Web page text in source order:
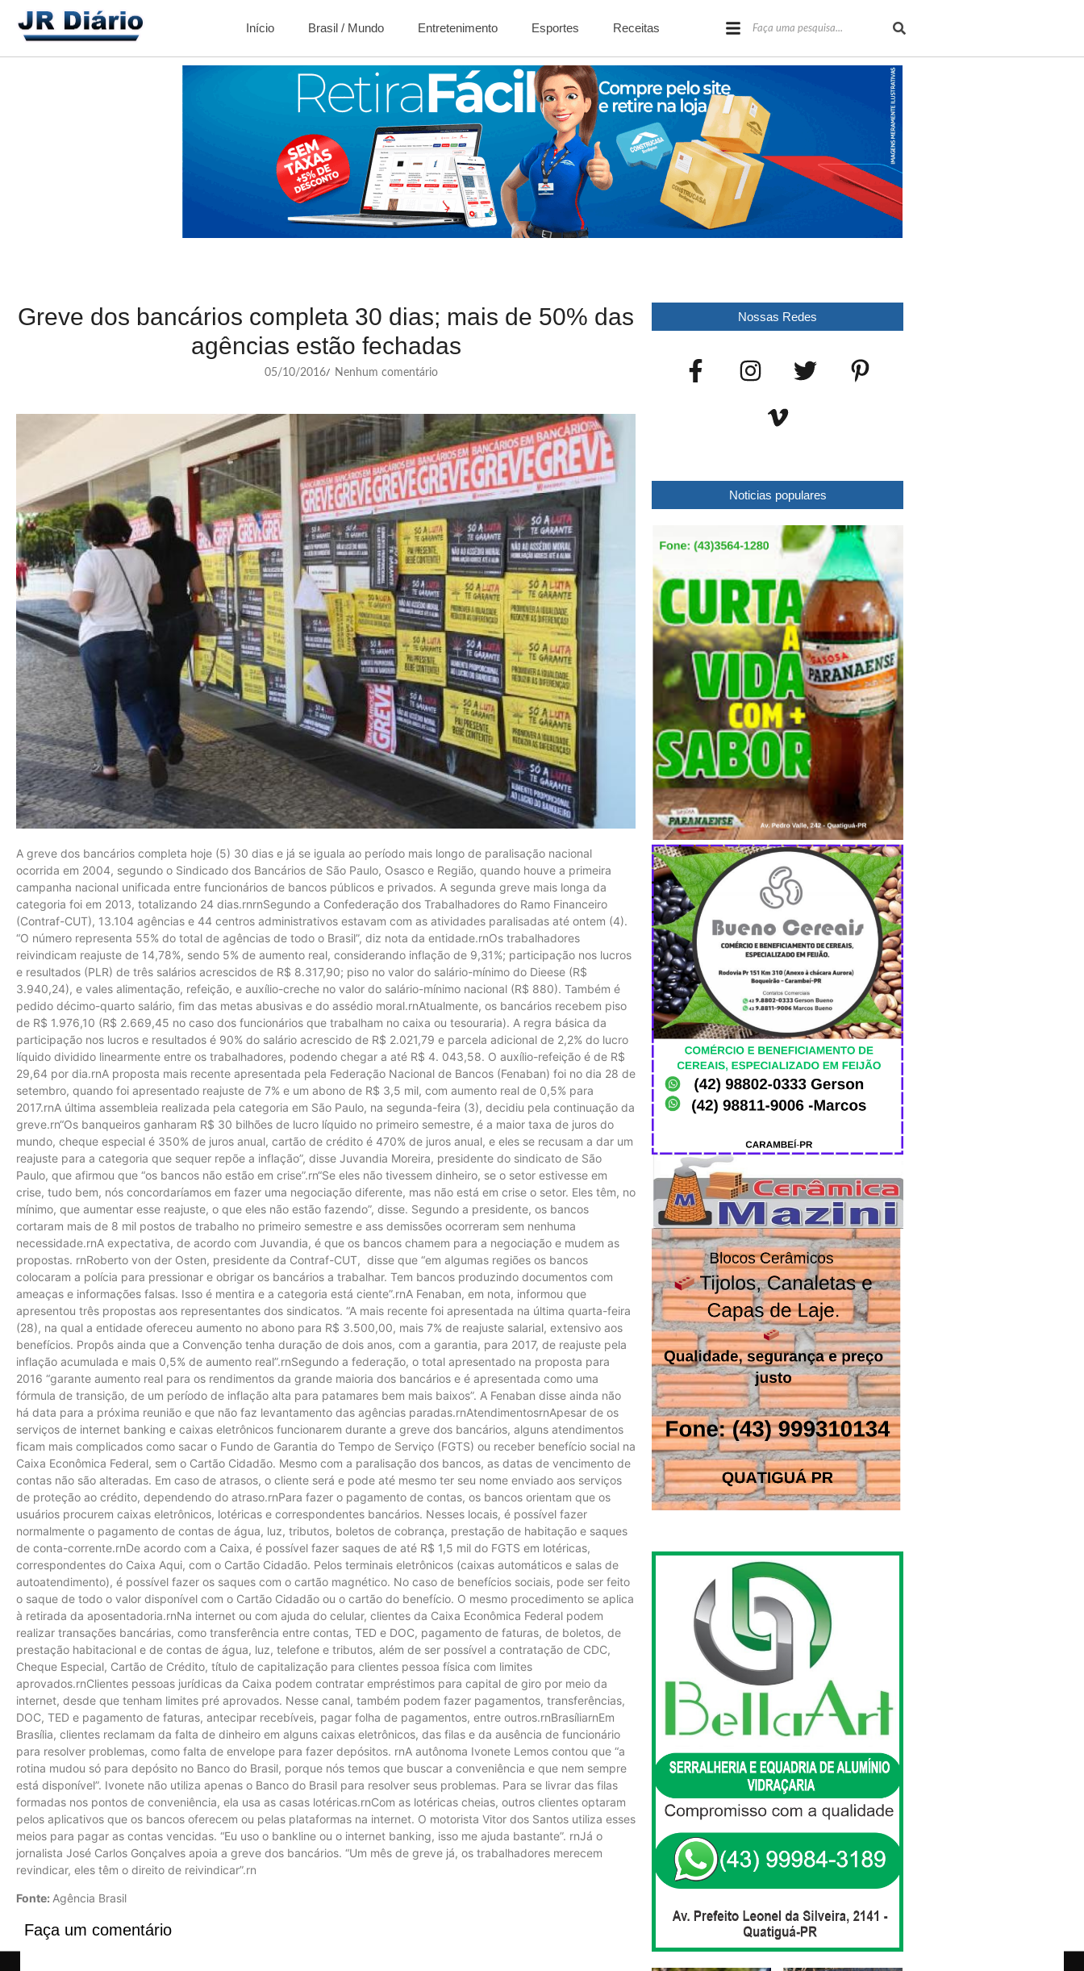
Início Brasil / Mundo Entretenimento Esportes Receitas
Greve dos bancários completa 30 dias; mais de 50% das
agências estão fechadas
05/10/2016/ Nenhum comentário
A greve dos bancários completa hoje (5) 30 dias e já se iguala ao período mais longo de paralisação nacional
ocorrida em 2004, segundo o Sindicado dos Bancários de São Paulo, Osasco e Região, quando houve a primeira
campanha nacional unificada entre funcionários de bancos públicos e privados. A segunda greve mais longa da
categoria foi em 2013, totalizando 24 dias.rnrnSegundo a Confederação dos Trabalhadores do Ramo Financeiro
(Contraf-CUT), 13.104 agências e 44 centros administrativos estavam com as atividades paralisadas até ontem (4).
“O número representa 55% do total de agências de todo o Brasil”, diz nota da entidade.rnOs trabalhadores
reivindicam reajuste de 14,78%, sendo 5% de aumento real, considerando inflação de 9,31%; participação nos lucros
e resultados (PLR) de três salários acrescidos de R$ 8.317,90; piso no valor do salário-mínimo do Dieese (R$
3.940,24), e vales alimentação, refeição, e auxílio-creche no valor do salário-mínimo nacional (R$ 880). Também é
pedido décimo-quarto salário, fim das metas abusivas e do assédio moral.rnAtualmente, os bancários recebem piso
de R$ 1.976,10 (R$ 2.669,45 no caso dos funcionários que trabalham no caixa ou tesouraria). A regra básica da
participação nos lucros e resultados é 90% do salário acrescido de R$ 2.021,79 e parcela adicional de 2,2% do lucro
líquido dividido linearmente entre os trabalhadores, podendo chegar a até R$ 4. 043,58. O auxílio-refeição é de R$
29,64 por dia.rnA proposta mais recente apresentada pela Federação Nacional de Bancos (Fenaban) foi no dia 28 de
setembro, quando foi apresentado reajuste de 7% e um abono de R$ 3,5 mil, com aumento real de 0,5% para
2017.rnA última assembleia realizada pela categoria em São Paulo, na segunda-feira (3), decidiu pela continuação da
greve.rn“Os banqueiros ganharam R$ 30 bilhões de lucro líquido no primeiro semestre, é a maior taxa de juros do
mundo, cheque especial é 350% de juros anual, cartão de crédito é 470% de juros anual, e eles se recusam a dar um
reajuste para a categoria que sequer repõe a inflação”, disse Juvandia Moreira, presidente do sindicato de São
Paulo, que afirmou que “os bancos não estão em crise”.rn“Se eles não tivessem dinheiro, se o setor estivesse em
crise, tudo bem, nós concordaríamos em fazer uma negociação diferente, mas não está em crise o setor. Eles têm, no
mínimo, que aumentar esse reajuste, o que eles não estão fazendo”, disse. Segundo a presidente, os bancos
cortaram mais de 8 mil postos de trabalho no primeiro semestre e ass demissões ocorreram sem nenhuma
necessidade.rnA expectativa, de acordo com Juvandia, é que os bancos chamem para a negociação e mudem as
propostas. rnRoberto von der Osten, presidente da Contraf-CUT, disse que “em algumas regiões os bancos
colocaram a polícia para pressionar e obrigar os bancários a trabalhar. Tem bancos produzindo documentos com
ameaças e informações falsas. Isso é mentira e a categoria está ciente”.rnA Fenaban, em nota, informou que
apresentou três propostas aos representantes dos sindicatos. “A mais recente foi apresentada na última quarta-feira
(28), na qual a entidade ofereceu aumento no abono para R$ 3.500,00, mais 7% de reajuste salarial, extensivo aos
benefícios. Propôs ainda que a Convenção tenha duração de dois anos, com a garantia, para 2017, de reajuste pela
inflação acumulada e mais 0,5% de aumento real”.rnSegundo a federação, o total apresentado na proposta para
2016 “garante aumento real para os rendimentos da grande maioria dos bancários e é apresentada como uma
fórmula de transição, de um período de inflação alta para patamares bem mais baixos”. A Fenaban disse ainda não
há data para a próxima reunião e que não faz levantamento das agências paradas.rnAtendimentosrnApesar de os
serviços de internet banking e caixas eletrônicos funcionarem durante a greve dos bancários, alguns atendimentos
ficam mais complicados como sacar o Fundo de Garantia do Tempo de Serviço (FGTS) ou receber benefício social na
Caixa Econômica Federal, sem o Cartão Cidadão. Mesmo com a paralisação dos bancos, as datas de vencimento de
contas não são alteradas. Em caso de atrasos, o cliente será e pode até mesmo ter seu nome enviado aos serviços
de proteção ao crédito, dependendo do atraso.rnPara fazer o pagamento de contas, os bancos orientam que os
usuários procurem caixas eletrônicos, lotéricas e correspondentes bancários. Nesses locais, é possível fazer
normalmente o pagamento de contas de água, luz, tributos, boletos de cobrança, prestação de habitação e saques
de conta-corrente.rnDe acordo com a Caixa, é possível fazer saques de até R$ 1,5 mil do FGTS em lotéricas,
correspondentes do Caixa Aqui, com o Cartão Cidadão. Pelos terminais eletrônicos (caixas automáticos e salas de
autoatendimento), é possível fazer os saques com o cartão magnético. No caso de benefícios sociais, pode ser feito
o saque de todo o valor disponível com o Cartão Cidadão ou o cartão do benefício. O mesmo procedimento se aplica
à retirada da aposentadoria.rnNa internet ou com ajuda do celular, clientes da Caixa Econômica Federal podem
realizar transações bancárias, como transferência entre contas, TED e DOC, pagamento de faturas, de boletos, de
prestação habitacional e de contas de água, luz, telefone e tributos, além de ser possível a contratação de CDC,
Cheque Especial, Cartão de Crédito, título de capitalização para clientes pessoa física com limites
aprovados.rnClientes pessoas jurídicas da Caixa podem contratar empréstimos para capital de giro por meio da
internet, desde que tenham limites pré aprovados. Nesse canal, também podem fazer pagamentos, transferências,
DOC, TED e pagamento de faturas, antecipar recebíveis, pagar folha de pagamentos, entre outros.rnBrasíliarnEm
Brasília, clientes reclamam da falta de dinheiro em alguns caixas eletrônicos, das filas e da ausência de funcionário
para resolver problemas, como falta de envelope para fazer depósitos. rnA autônoma Ivonete Lemos contou que “a
rotina mudou só para depósito no Banco do Brasil, porque nós temos que buscar a conveniência e que nem sempre
está disponível”. Ivonete não utiliza apenas o Banco do Brasil para resolver seus problemas. Para se livrar das filas
formadas nos pontos de conveniência, ela usa as casas lotéricas.rnCom as lotéricas cheias, outros clientes optaram
pelos aplicativos que os bancos oferecem ou pelas plataformas na internet. O motorista Vitor dos Santos utiliza esses
meios para pagar as contas vencidas. “Eu uso o bankline ou o internet banking, isso me ajuda bastante”. rnJá o
jornalista José Carlos Gonçalves apoia a greve dos bancários. “Um mês de greve já, os trabalhadores merecem
revindicar, eles têm o direito de reivindicar”.rn
Fonte: Agência Brasil
Faça um comentário
Nossas Redes
Noticias populares